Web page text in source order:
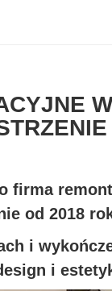
firma
od 2018
i
i